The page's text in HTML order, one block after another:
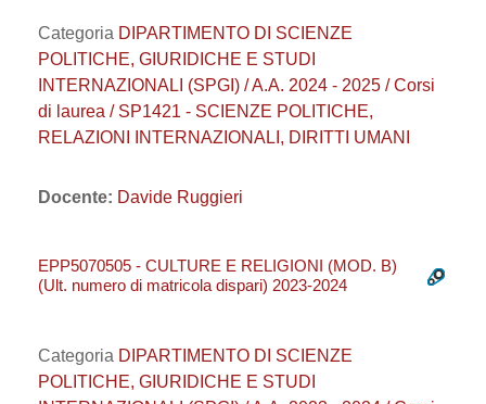
Categoria DIPARTIMENTO DI SCIENZE
POLITICHE, GIURIDICHE E STUDI
INTERNAZIONALI (SPGI) / A.A. 2024 - 2025 / Corsi
di laurea / SP1421 - SCIENZE POLITICHE,
RELAZIONI INTERNAZIONALI, DIRITTI UMANI
Docente: Davide Ruggieri
EPP5070505 - CULTURE E RELIGIONI (MOD. B)
(Ult. numero di matricola dispari) 2023-2024
Categoria DIPARTIMENTO DI SCIENZE
POLITICHE, GIURIDICHE E STUDI